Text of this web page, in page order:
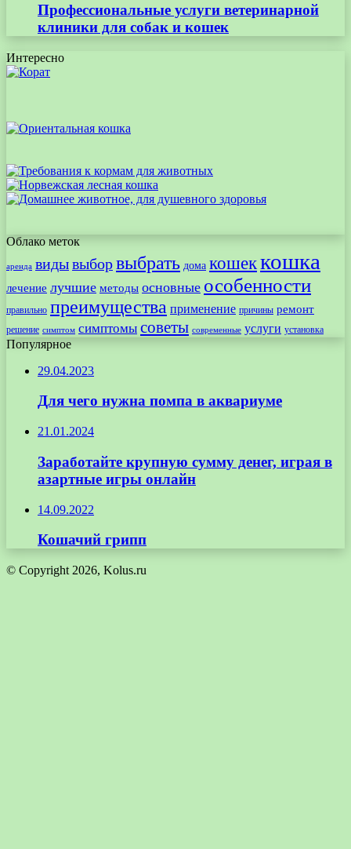
Профессиональные услуги ветеринарной
клиники для собак и кошек
Интересно
Облако меток
аренда видывыборвыбрать дома кошеккошка
лечение лучшие методы основные особенности
правильно преимущества применение причины ремонт
решение симптом симптомы советы современные услуги установка
Популярное
29.04.2023
Для чего нужна помпа в аквариуме
21.01.2024
Заработайте крупную сумму денег, играя в
азартные игры онлайн
14.09.2022
Кошачий грипп
© Copyright 2026, Kolus.ru